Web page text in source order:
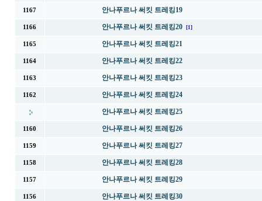
1167 안나푸르나 써킷 트레킹19
1166 안나푸르나 써킷 트레킹20 [1]
1165 안나푸르나 써킷 트레킹21
1164 안나푸르나 써킷 트레킹22
1163 안나푸르나 써킷 트레킹23
1162 안나푸르나 써킷 트레킹24
안나푸르나 써킷 트레킹25
1160 안나푸르나 써킷 트레킹26
1159 안나푸르나 써킷 트레킹27
1158 안나푸르나 써킷 트레킹28
1157 안나푸르나 써킷 트레킹29
1156 안나푸르나 써킷 트레킹30